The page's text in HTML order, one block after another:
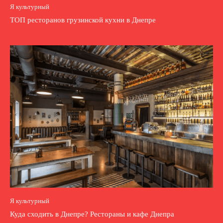
Я культурный
ТОП ресторанов грузинской кухни в Днепре
Я культурный
Куда сходить в Днепре? Рестораны и кафе Днепра